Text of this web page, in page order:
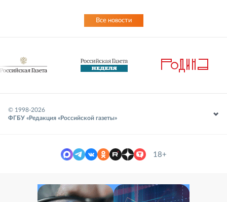
Все новости
© 1998-2026
ФГБУ «Редакция «Российской газеты»
18+